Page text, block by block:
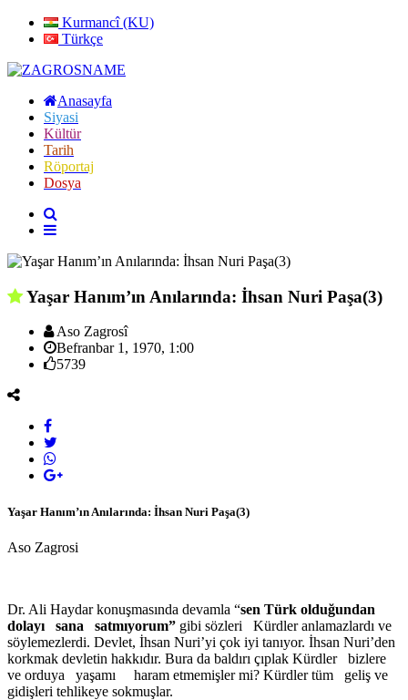
Kurmancî (KU)
Türkçe
Anasayfa
Siyasi
Kültür
Tarih
Röportaj
Dosya
Yaşar Hanım’ın Anılarında: İhsan Nuri Paşa(3)
Aso Zagrosî
Befranbar 1, 1970, 1:00
5739
Yaşar Hanım’ın Anılarında: İhsan Nuri Paşa(3)
Aso Zagrosi
Dr. Ali Haydar konuşmasında devamla “sen Türk olduğundan
dolayı sana satmıyorum” gibi sözleri Kürdler anlamazlardı ve
söylemezlerdi. Devlet, İhsan Nuri’yi çok iyi tanıyor. İhsan Nuri’den
korkmak devletin hakkıdır. Bura da baldırı çıplak Kürdler bizlere
ve orduya yaşamı haram etmemişler mi? Kürdler tüm geliş ve
gidişleri tehlikeye sokmuşlar.